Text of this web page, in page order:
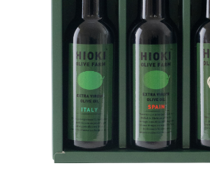
Instagram
Youtube